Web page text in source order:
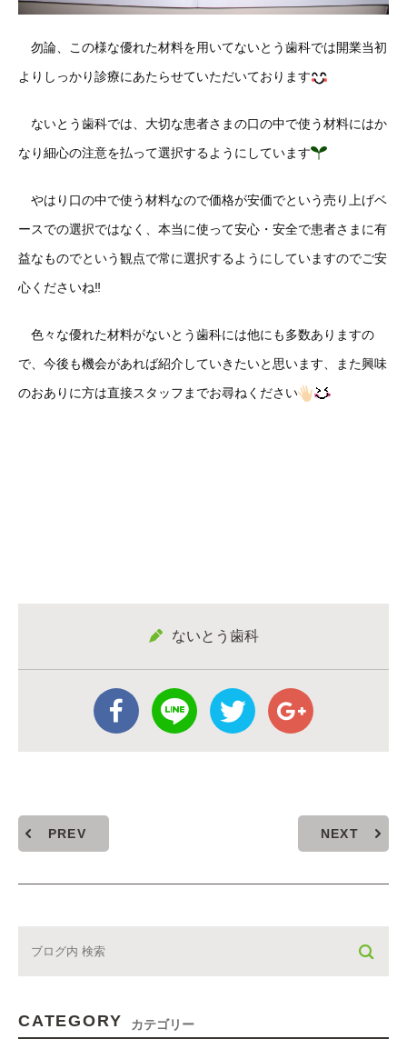
勿論、この様な優れた材料を用いてないとう歯科では開業当初
よりしっかり診療にあたらせていただいております
ないとう歯科では、大切な患者さまの口の中で使う材料にはか
なり細心の注意を払って選択するようにしています
やはり口の中で使う材料なので価格が安価でという売り上げベ
ースでの選択ではなく、本当に使って安心・安全で患者さまに有
益なものでという観点で常に選択するようにしていますのでご安
心くださいね‼️
色々な優れた材料がないとう歯科には他にも多数ありますの
で、今後も機会があれば紹介していきたいと思います、また興味
のおありに方は直接スタッフまでお尋ねください
ないとう歯科
PREV NEXT
CATEGORY カテゴリー